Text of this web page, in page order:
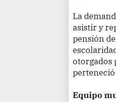
La
asistir y
pensión
otorgados
Equipo